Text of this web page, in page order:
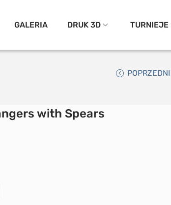
GALERIA DRUK 3D TURNIEJE
POPRZEDNI
with Spears